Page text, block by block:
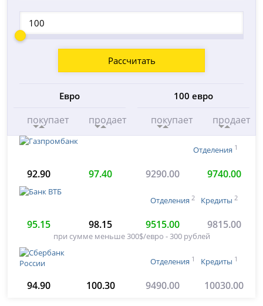
Рассчитать
Евро
покупает продает
100 евро
покупает продает
Отделения 1
92.90 97.40 9290.00 9740.00
Отделения 2 Кредиты 2
95.15 98.15 9515.00 9815.00
при сумме меньше 300$/евро - 300 рублей
Отделения 1 Кредиты 1
94.90 100.30 9490.00 10030.00